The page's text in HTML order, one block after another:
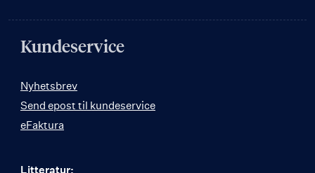
Kundeservice
Nyhetsbrev
Send epost til kundeservice
eFaktura
Litteratur: